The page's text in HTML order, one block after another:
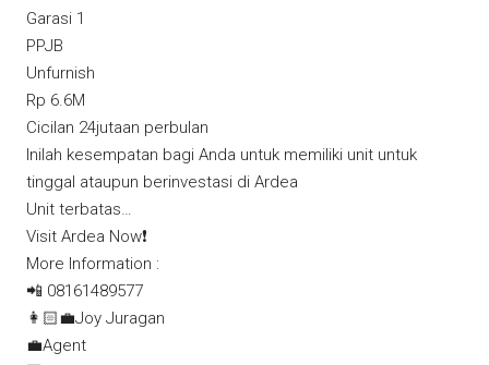
Garasi 1
PPJB
Unfurnish
Rp 6.6M
Cicilan 24jutaan perbulan
Inilah kesempatan bagi Anda untuk memiliki unit untuk
tinggal ataupun berinvestasi di Ardea
Unit terbatas…
Visit Ardea Now❗️
More Information :
📲 08161489577
👩🏻‍💼Joy Juragan
💼Agent